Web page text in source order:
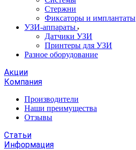
Стержни
Фиксаторы и имплантаты
УЗИ-аппараты
Датчики УЗИ
Принтеры для УЗИ
Разное оборудование
Акции
Компания
Производители
Наши преимущества
Отзывы
Статьи
Информация